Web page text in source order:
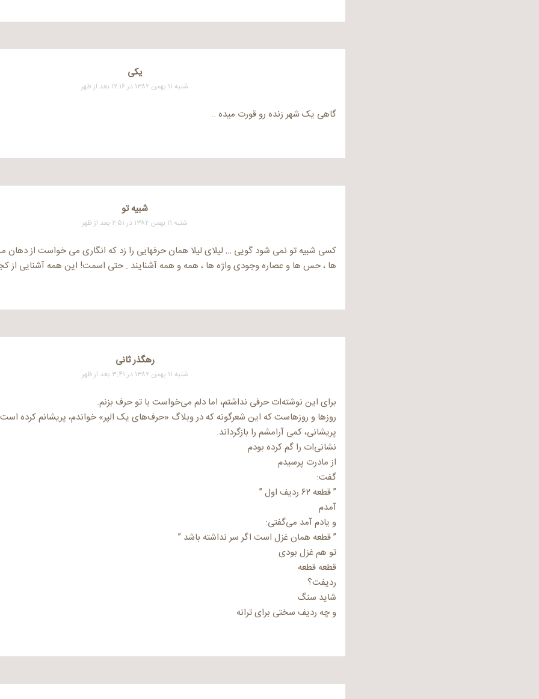
یکی
شنبه ۱۱ بهمن ۱۳۸۲ در ۱۲:۱۶ بعد از ظهر
گاهی یک شهر زنده رو قورت میده ..
شبيه تو
شنبه ۱۱ بهمن ۱۳۸۲ در ۲:۵۱ بعد از ظهر
کسی شبیه تو نمی شود گویی … لیلای لیلا همان حرفهایی را زد که انگاری می خواست از دهان
ها ، حس ها و عصاره وجودی واژه ها ، همه و همه آشنایند . حتی اسمت! این همه آشنایی از
رهگذر ثانی
شنبه ۱۱ بهمن ۱۳۸۲ در ۳:۴۱ بعد از ظهر
برای این نوشته‌ات حرفی نداشتم، اما دلم می‌خواست با تو حرف بزنم.
روزها و روزهاست که این شعرگونه که در وبلاگ «حرف‌های یک الپر» خواندم، پریشانم کرده
پریشانی، کمی آرامشم را بازگرداند.
نشانی‌ات را گم کرده بودم
از مادرت پرسیدم
گفت:
” قطعه ۶۲ ردیف اول ”
آمدم
و یادم آمد می‌گفتی:
” قطعه همان غزل است اگر سر نداشته باشد ”
تو هم غزل بودی
قطعه قطعه
ردیفت؟
شاید سنگ
و چه ردیف سختی برای ترانه